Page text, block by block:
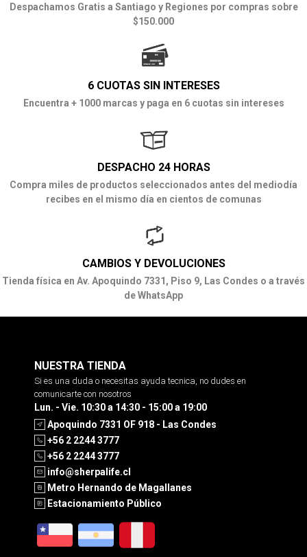
Despachamos Gratis a Santiago y Regiones por compras sobre
$150.000
6 CUOTAS SIN INTERESES
Encuentra + 1000 marcas y paga en 6 cuotas sin intereses
DESPACHO 24 HORAS
Compra miles de productos seleccionados antes del mediodía
recibes en el mismo día en cientos de comunas
CAMBIOS Y DEVOLUCIONES
Tienda física en Av. Apoquindo 7331, Piso 9, Las Condes o a través
de WhatsApp
NUESTRA TIENDA
Si es una duda o necesitas ayuda tecnica, no dudes en
comunicarte con nosotros
Lun. - Vie. 10:30 a 14:30 - 15:00 a 19:00
Apoquindo 7331 OF 918 - Las Condes
+56 2 2244 3777
+56 2 2244 3777
info@sherpalife.cl
Metro Hernando de Magallanes
Estacionamiento Público